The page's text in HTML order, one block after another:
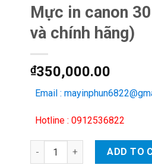
Mực in canon
và chính hãng)
₫350,000.00
Email :
Hotline : 0912536822
Mực in canon 303 (thay thế
ADD TO